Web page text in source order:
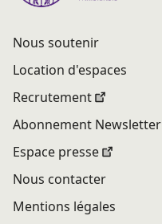
Nous soutenir
Location d'espaces
Recrutement
Abonnement Newsletter
Espace presse
Nous contacter
Mentions légales